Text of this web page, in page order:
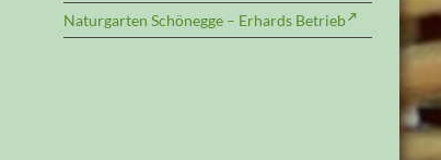
Naturgarten Schönegge – Erhards Betrieb